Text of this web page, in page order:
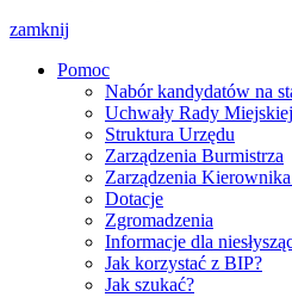
zamknij
Pomoc
Nabór kandydatów na
Uchwały Rady Miejskiej
Struktura Urzędu
Zarządzenia Burmistrza
Zarządzenia
Dotacje
Zgromadzenia
Informacje dla
Jak korzystać z BIP?
Jak szukać?